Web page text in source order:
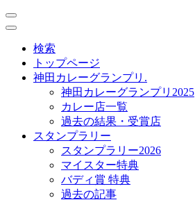
toggle
navigation
toggle
navigation
検索
トップページ
神田カレーグランプリ.
神田カレーグランプリ2025
カレー店一覧
過去の結果・受賞店
スタンプラリー
スタンプラリー2026
マイスター特典
バディ賞 特典
過去の記事